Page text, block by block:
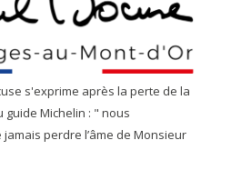
s'exprime après la perte de la
guide Michelin : " nous
perdre l’âme de Monsieur